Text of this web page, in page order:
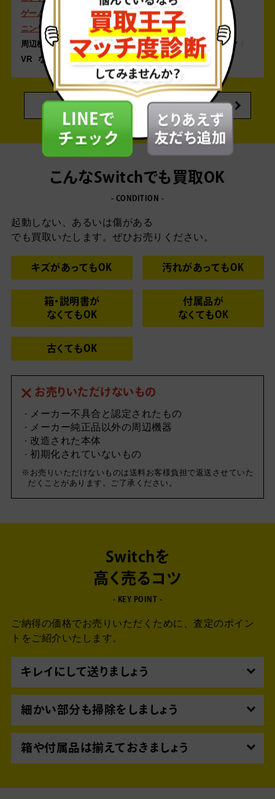
ゲームボーイアドバンス
ゲームボーイ
ゲームキューブ
ニンテンドー64
スーパーファミコン
ファミコン
周辺機器
コントローラー ジョイコン
ワイヤレスマイク
VR
その他のゲーム買取商品はこちら
こんなSwitchでも買取OK
- CONDITION -
起動しない、あるいは傷がある
でも買取いたします。 ぜひお売りください。
キズがあってもOK 汚れがあってもOK
箱・説明書が
なくてもOK
付属品が
なくてもOK
古くてもOK
お売りいただけないもの
メーカー不具合と認定されたもの
メーカー純正品以外の周辺機器
改造された本体
初期化されていないもの
お売りいただけないものは送料お客様負担で返送させていた
だくことがあります。ご了承ください。
Switchを
高く売るコツ
- KEY POINT -
ご納得の価格でお売りいただくために、査定のポイン
トをご紹介いたします。
キレイにして送りましょう
ゲーム機本体はもちろん、コントローラーも使えば
使うほど汚れてしまいます。
買取前にはしっかりとキレイに拭き取り掃除を行っ
細かい部分も掃除をしましょう
特に、ボタンの縁やアナログスティック周辺などの
細かい部分は汚れが落としにくいものです。
綿棒など細い棒状のものを使って、細かいところも
箱や付属品は揃えておきましょう